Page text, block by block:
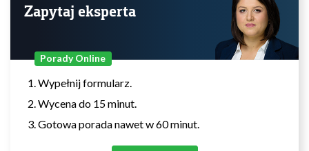
Zapytaj eksperta
Porady Online
Wypełnij formularz.
Wycena do 15 minut.
Gotowa porada nawet w 60 minut.